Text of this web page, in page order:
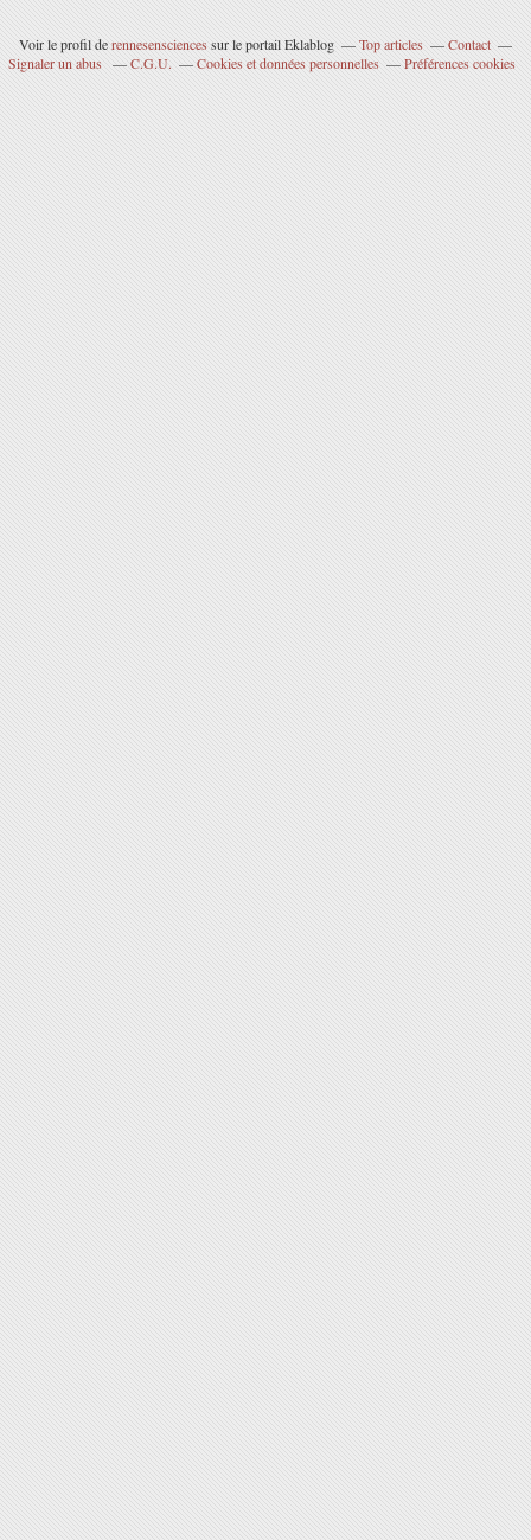
Voir le profil derennesensciences sur le portail Eklablog Top articles
Contact
Signaler un abus
C.G.U. Cookies et données personnelles Préférences cookies